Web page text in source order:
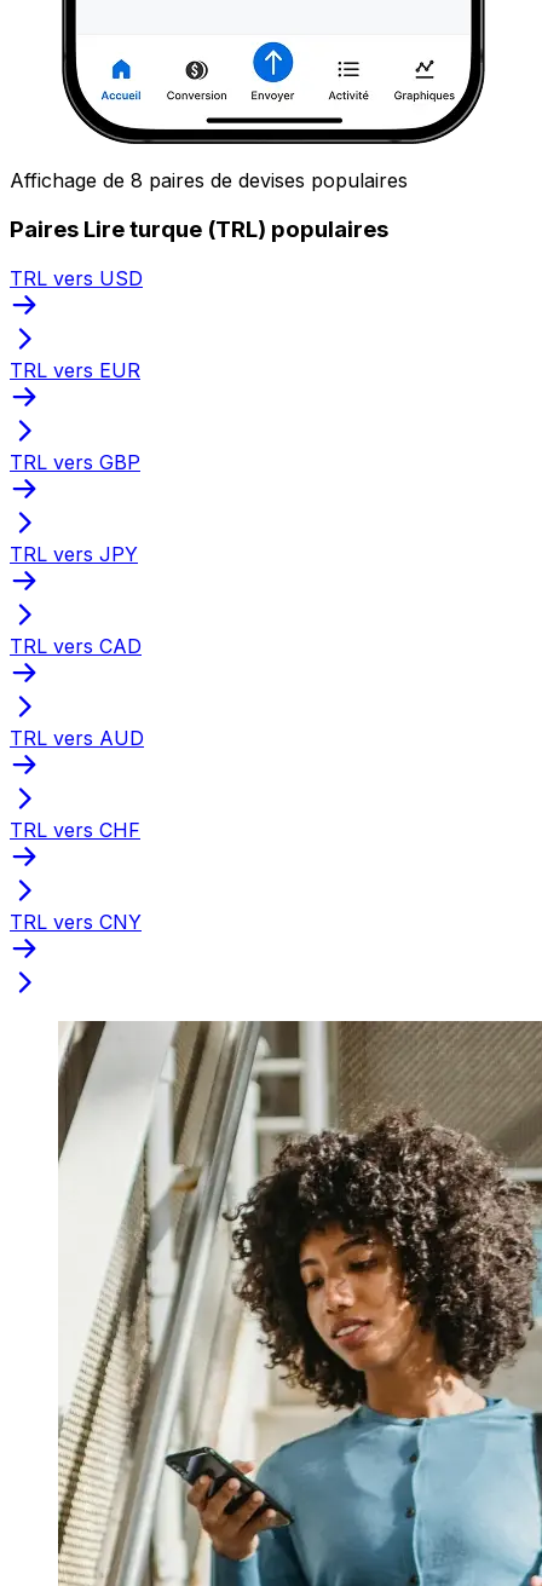
Affichage de 8 paires de devises populaires
Paires Lire turque (TRL) populaires
TRL vers USD
TRL vers EUR
TRL vers GBP
TRL vers JPY
TRL vers CAD
TRL vers AUD
TRL vers CHF
TRL vers CNY